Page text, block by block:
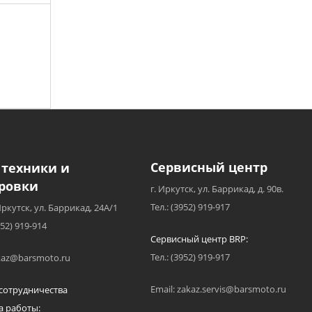
и
ул. Баррикад, 24А/1
919-914
работы:
Сервисный центр
г. Иркутск, ул. Баррикад, д. 90в.
Тел.: (3952) 919-917
Сервисный центр BRP:
Тел.: (3952) 919-917
Email: zakaz.servis@barsmoto.ru